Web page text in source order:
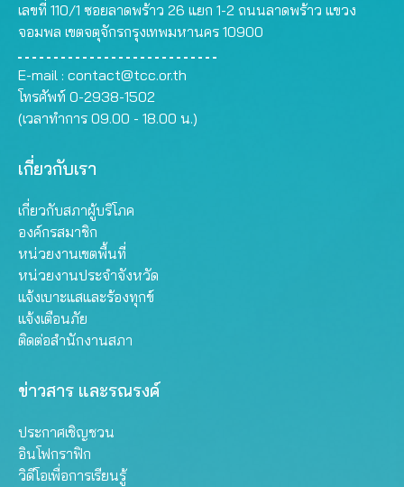
เลขที่ 110/1 ซอยลาดพร้าว 26 แยก 1-2 ถนนลาดพร้าว แขวง
จอมพล เขตจตุจักรกรุงเทพมหานคร 10900
E-mail : contact@tcc.or.th
โทรศัพท์ 0-2938-1502
(เวลาทำการ 09.00 - 18.00 น.)
เกี่ยวกับเรา
เกี่ยวกับสภาผู้บริโภค
องค์กรสมาชิก
หน่วยงานเขตพื้นที่
หน่วยงานประจำจังหวัด
แจ้งเบาะแสและร้องทุกข์
แจ้งเตือนภัย
ติดต่อสำนักงานสภา
ข่าวสาร และรณรงค์
ประกาศเชิญชวน
อินโฟกราฟิก
วิดีโอเพื่อการเรียนรู้